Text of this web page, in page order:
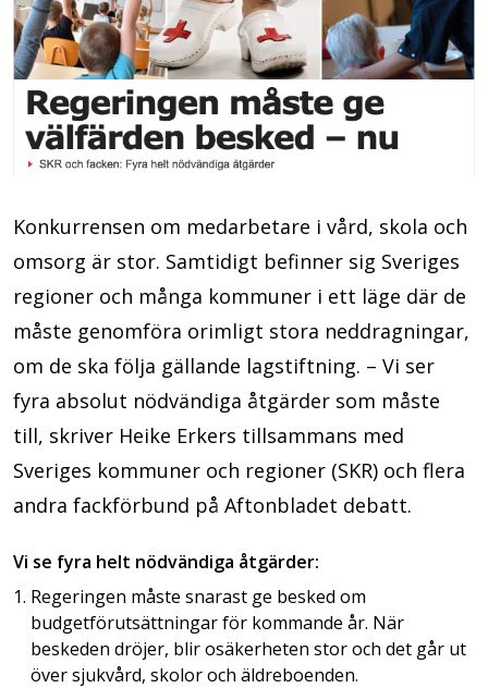
Konkurrensen om medarbetare i vård, skola och
omsorg är stor. Samtidigt befinner sig Sveriges
regioner och många kommuner i ett läge där de
måste genomföra orimligt stora neddragningar,
om de ska följa gällande lagstiftning. – Vi ser
fyra absolut nödvändiga åtgärder som måste
till, skriver Heike Erkers tillsammans med
Sveriges kommuner och regioner (SKR) och flera
andra fackförbund på Aftonbladet debatt.
Vi se fyra helt nödvändiga åtgärder:
Regeringen måste snarast ge besked om
budgetförutsättningar för kommande år. När
beskeden dröjer, blir osäkerheten stor och det går ut
över sjukvård, skolor och äldreboenden.